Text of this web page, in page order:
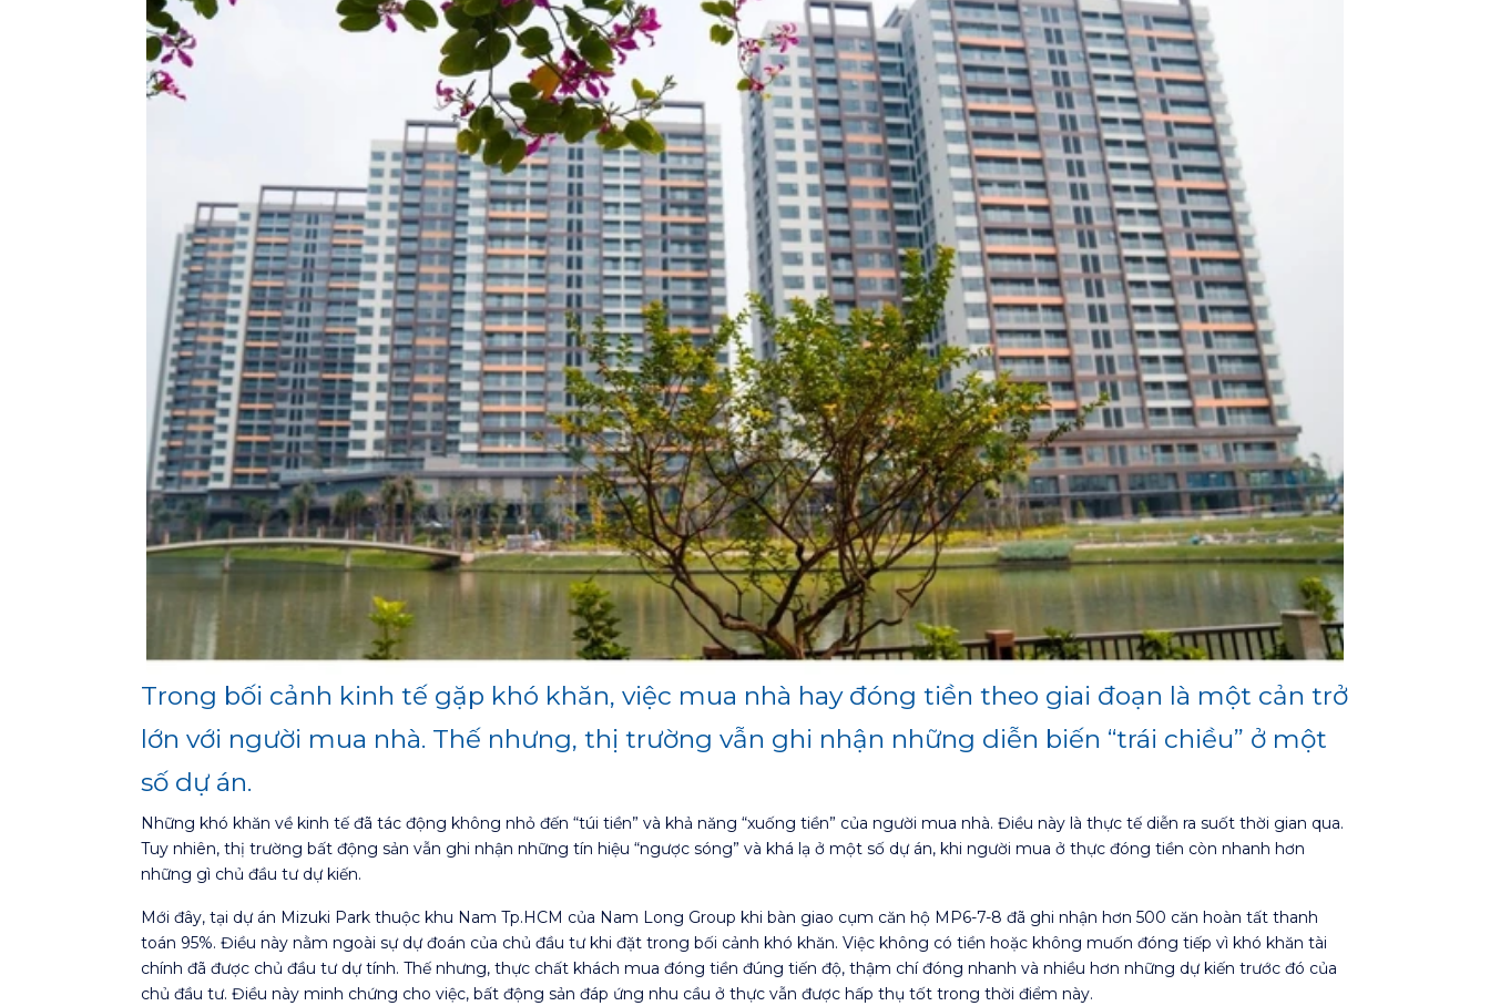
Trong bối cảnh kinh tế gặp khó khăn, việc mua nhà hay đóng tiền theo giai đoạn là một cản trở
lớn với người mua nhà. Thế nhưng, thị trường vẫn ghi nhận những diễn biến “trái chiều” ở một
số dự án.
Những khó khăn về kinh tế đã tác động không nhỏ đến “túi tiền” và khả năng “xuống tiền” của người mua nhà. Điều này là thực tế diễn ra suốt thời gian qua.
Tuy nhiên, thị trường bất động sản vẫn ghi nhận những tín hiệu “ngược sóng” và khá lạ ở một số dự án, khi người mua ở thực đóng tiền còn nhanh hơn
những gì chủ đầu tư dự kiến.
Mới đây, tại dự án Mizuki Park thuộc khu Nam Tp.HCM của Nam Long Group khi bàn giao cụm căn hộ MP6-7-8 đã ghi nhận hơn 500 căn hoàn tất thanh
toán 95%. Điều này nằm ngoài sự dự đoán của chủ đầu tư khi đặt trong bối cảnh khó khăn. Việc không có tiền hoặc không muốn đóng tiếp vì khó khăn tài
chính đã được chủ đầu tư dự tính. Thế nhưng, thực chất khách mua đóng tiền đúng tiến độ, thậm chí đóng nhanh và nhiều hơn những dự kiến trước đó của
chủ đầu tư. Điều này minh chứng cho việc, bất động sản đáp ứng nhu cầu ở thực vẫn được hấp thụ tốt trong thời điểm này.